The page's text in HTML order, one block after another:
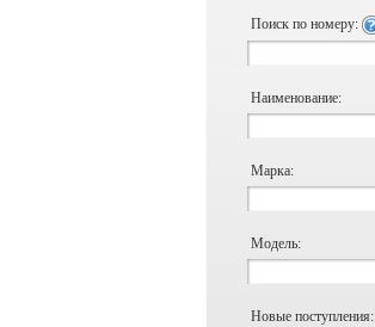
Поиск по номеру:
Наименование:
Марка:
Модель:
Новые поступления: